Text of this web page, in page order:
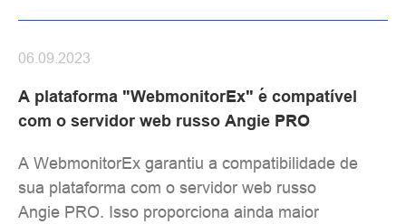
A plataforma "WebmonitorEx" é compatível
com o servidor web russo Angie PRO
06.09.2023
A WebmonitorEx garantiu a compatibilidade de
sua plataforma com o servidor web russo
Angie PRO. Isso proporciona ainda maior